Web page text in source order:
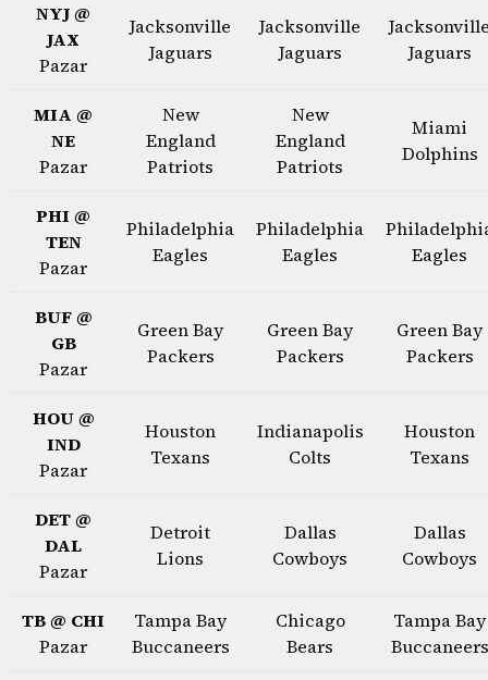
NYJ @
JAX
Pazar
Jacksonville
Jaguars
Jacksonville
Jaguars
Jaguars
MIA @
NE
Pazar
New
England
Patriots
New
England
Patriots
Miami
Dolphins
PHI @
TEN
Pazar
Philadelphia
Eagles
Philadelphia
Eagles
Eagles
BUF @
GB
Pazar
Green Bay
Packers
Green Bay
Packers
Green Bay
Packers
HOU @
IND
Pazar
Houston
Texans
Indianapolis
Colts
Houston
Texans
DET @
DAL
Pazar
Detroit
Lions
Dallas
Cowboys
Dallas
Cowboys
TB @ CHI
Pazar
Tampa Bay
Buccaneers
Chicago
Bears
Tampa Bay
Buccaneers